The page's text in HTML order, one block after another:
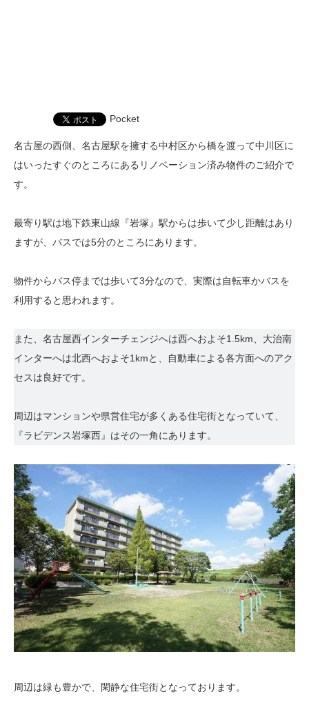
Pocket
名古屋の西側、名古屋駅を擁する中村区から橋を渡って中川区に
はいったすぐのところにあるリノベーション済み物件のご紹介で
す。
最寄り駅は地下鉄東山線『岩塚』駅からは歩いて少し距離はあり
ますが、バスでは5分のところにあります。
物件からバス停までは歩いて3分なので、実際は自転車かバスを
利用すると思われます。
また、名古屋西インターチェンジへは西へおよそ1.5km、大治南
インターへは北西へおよそ1kmと、自動車による各方面へのアク
セスは良好です。
周辺はマンションや県営住宅が多くある住宅街となっていて、
『ラビデンス岩塚西』はその一角にあります。
周辺は緑も豊かで、閑静な住宅街となっております。